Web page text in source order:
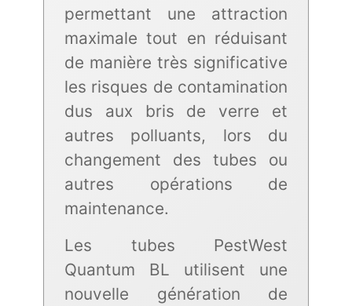
permettant une attraction
maximale tout en réduisant
de manière très significative
les risques de contamination
dus aux bris de verre et
autres polluants, lors du
changement des tubes ou
autres opérations de
maintenance.
Les tubes PestWest
Quantum BL utilisent une
nouvelle génération de